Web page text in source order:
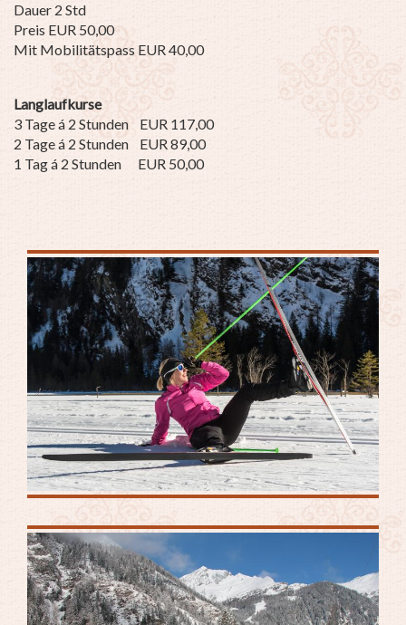
Dauer 2 Std
Preis EUR 50,00
Mit Mobilitätspass EUR 40,00
Langlaufkurse
3 Tage á 2 Stunden EUR 117,00
2 Tage á 2 Stunden EUR 89,00
1 Tag á 2 Stunden EUR 50,00